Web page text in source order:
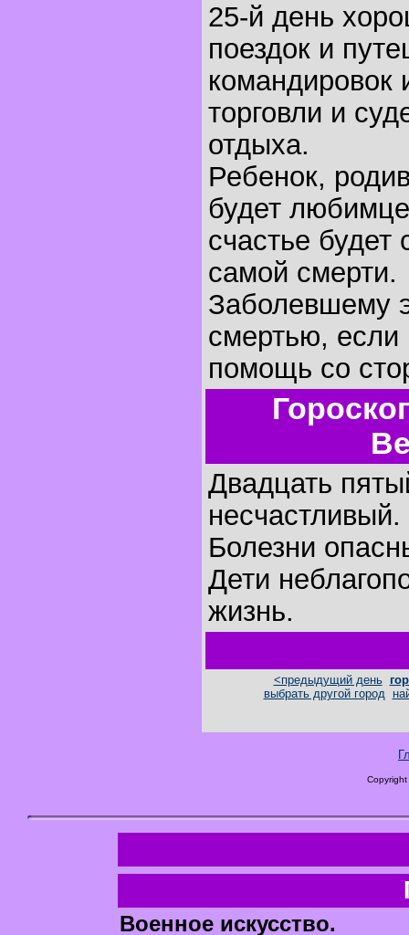
25-й день
поездок и
командировок
торговли и
отдыха.
Ребенок,
будет
счастье будет
самой смерти.
Заболевшему
смертью, если
помощь со
Двадцать
несчастливый.
Болезни
Дети
жизнь.
<предыдущий день
выбрать другой город
Военное искусство.